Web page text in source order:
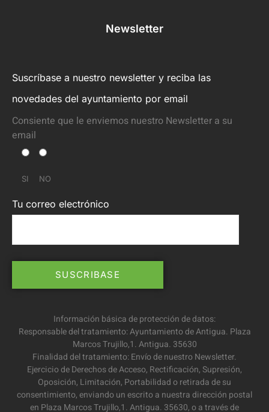
Newsletter
Suscríbase a nuestro newsletter y reciba las
novedades del ayuntamiento por email
Consiente que le enviemos nuestro Newsletter a su
email
SI NO
Tu correo electrónico
Información básica de protección de datos:
Responsable del tratamiento: Ayuntamiento de Antigua. Plaza
Marcos Trujillo,1. Antigua. 35630
Finalidad del tratamiento: Envío de nuestro Newsletter.
Ejercicio de Derechos de Acceso, Rectificación, Supresión,
Oposición, Limitación, Portabilidad o retirada de su
consentimiento, enviando un escrito a nuestra dirección postal
en Plaza Marcos Trujillo,1. Antigua. 35630, o a través de